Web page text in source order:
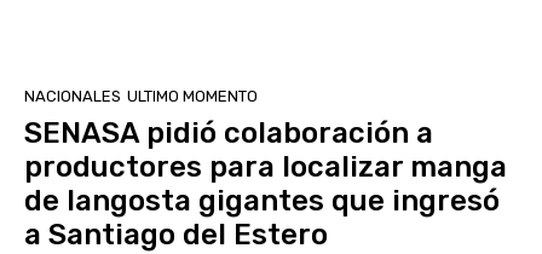
NACIONALES ULTIMO MOMENTO
SENASA pidió colaboración a
productores para localizar manga
de langosta gigantes que ingresó
a Santiago del Estero